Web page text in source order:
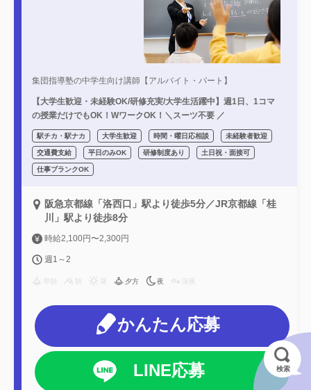
集団指導塾の中学生向け講師【アルバイト・パート】
【大学生歓迎・未経験OK/研修充実/大学生活躍中】週1日、1コマ
の授業だけでもOK！WワークOK！＼スーツ不要 ／
駅チカ・駅ナカ 大学生歓迎 時間・曜日応相談 未経験者歓迎
交通費支給 平日のみOK 研修制度あり 土日祝・面接可
仕事ブランクOK
阪急京都線「洛西口」駅より徒歩5分／JR京都線「桂
川」駅より徒歩8分
時給2,100円〜2,300円
週1～2
夕方 夜 深夜
かんたん応募
LINE応募 検索